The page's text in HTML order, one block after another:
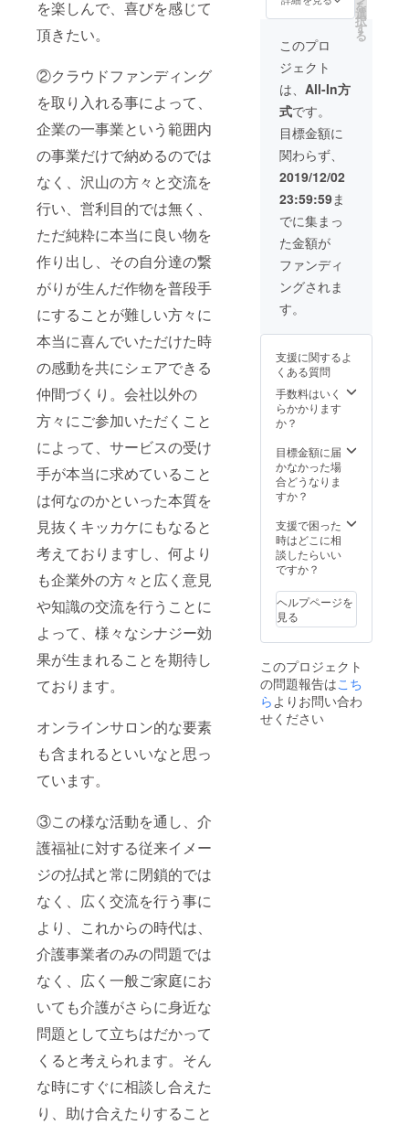
を楽しんで、喜びを感じて
頂きたい。
②クラウドファンディング
を取り入れる事によって、
企業の一事業という範囲内
の事業だけで納めるのでは
なく、沢山の方々と交流を
行い、営利目的では無く、
ただ純粋に本当に良い物を
作り出し、その自分達の繋
がりが生んだ作物を普段手
にすることが難しい方々に
本当に喜んでいただけた時
の感動を共にシェアできる
仲間づくり。会社以外の
方々にご参加いただくこと
によって、サービスの受け
手が本当に求めていること
は何なのかといった本質を
見抜くキッカケにもなると
考えておりますし、何より
も企業外の方々と広く意見
や知識の交流を行うことに
よって、様々なシナジー効
果が生まれることを期待し
ております。
オンラインサロン的な要素
も含まれるといいなと思っ
ています。
③この様な活動を通し、介
護福祉に対する従来イメー
ジの払拭と常に閉鎖的では
なく、広く交流を行う事に
より、これからの時代は、
介護事業者のみの問題では
なく、広く一般ご家庭にお
いても介護がさらに身近な
問題として立ちはだかって
くると考えられます。そん
な時にすぐに相談し合えた
り、助け合えたりすること
チャンネル
というＹｏ
ｕＴｕｂｅ
チャンネル
も立ち上
げ、会社の
事業の一環
という枠組
みを外れた
活動を行っ
ておりま
す！ですの
で、単に会
社の事業で
はなく、む
や組織を度
外視した一
個人として
の0→1にす
る過程、01
プロジェク
トを共に行
える仲間が
出来ると良
いなと思っ
ておりま
す。
長くなりま
したが、少
しでも共感
いただける
箇所があり
ましたら、
是非01メン
ます！
います
ので、
お好き
なカ
ラーと
サイズ
は、S・
M・Lの
中から
お選び
下さ
い。 写
真の通
りデザ
イン性
も良
く、普
段着に
すの
で、是
非とも
よろし
くお願
い致し
こで収
穫した
採れた
て野菜
の詰め
合わせ
（トウ
モロコ
シや
ジャガ
イモな
ど）の
野菜の
詰め合
わせ一
箱約5ｋ
ｇ
（3,000
円～
4,000円
の収穫
（2020
年9月予
定）か
ら3年に
渡り、
年に一
度、同
時期に
リター
て、収
穫野菜
の詰め
合わせ1
送り致
しま
す。 全
力で頑
すの
で、何
卒よろ
しくお
願い申
を
選
択
す
る
このプロ
ジェクト
は、 All-In方
式です。
目標金額に
関わらず、
2019/12/02
23:59:59ま
でに集まっ
た金額が
ファンディ
ングされま
す。
支援に関するよ
くある質問
手数料はいく
らかかります
か？
目標金額に届
かなかった場
合どうなりま
すか？
支援で困った
時はどこに相
談したらいい
ですか？
ヘルプページを
見る
このプロジェクト
の問題報告はこち
らよりお問い合わ
せください